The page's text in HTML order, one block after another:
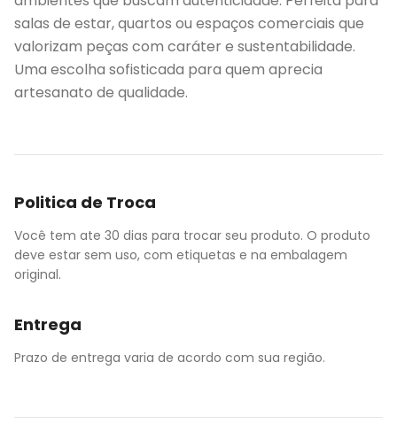
salas de estar, quartos ou espaços comerciais que
valorizam peças com caráter e sustentabilidade.
Uma escolha sofisticada para quem aprecia
artesanato de qualidade.
Politica de Troca
Você tem ate 30 dias para trocar seu produto. O produto
deve estar sem uso, com etiquetas e na embalagem
original.
Entrega
Prazo de entrega varia de acordo com sua região.